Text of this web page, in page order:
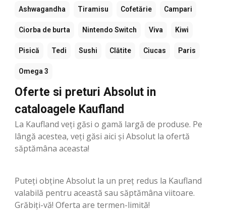
Ashwagandha Tiramisu Cofetărie Campari
Ciorba de burta Nintendo Switch Viva Kiwi
Pisică Tedi Sushi Clătite Ciucas Paris
Omega 3
Oferte si preturi Absolut in
cataloagele Kaufland
La Kaufland veți găsi o gamă largă de produse. Pe
lângă acestea, veți găsi aici și Absolut la ofertă
săptămâna aceasta!
Puteți obține Absolut la un preț redus la Kaufland
valabilă pentru această sau săptămâna viitoare.
Grăbiți-vă! Oferta are termen-limită!